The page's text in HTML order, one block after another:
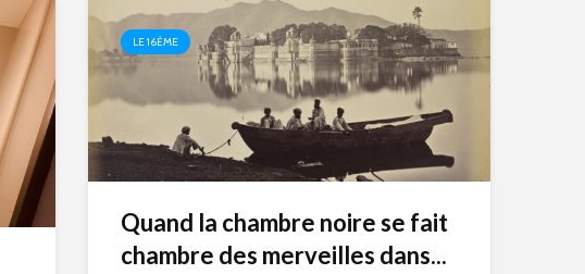
LE 16ÈME
Quand la chambre noire se fait
chambre des merveilles dans...